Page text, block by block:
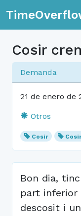
Cosir
Demanda
21 de enero de
Otros
Cosir
Bon dia,
part inferior
descosit i